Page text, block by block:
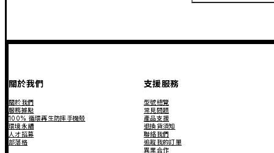
關於我們
關於我們
服務據點
100% 循環再生防摔手機殼
環境永續
人才招募
部落格
支援服務
型號總覽
常見問題
產品支援
退換貨須知
聯絡我們
追蹤我的訂單
異業合作